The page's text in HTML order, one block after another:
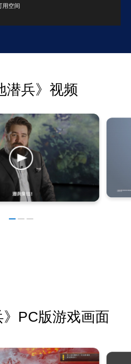
用空间
潜兵》视频
》PC版游戏画面